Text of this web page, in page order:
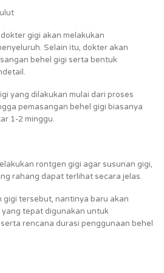
gigi akan melakukan
Selain itu, dokter akan
behel gigi serta bentuk
yang dilakukan mulai dari proses
pemasangan behel gigi biasanya
1-2 minggu.
rontgen gigi agar susunan gigi,
rahang dapat terlihat secara jelas.
tersebut, nantinya baru akan
tepat digunakan untuk
rencana durasi penggunaan behel